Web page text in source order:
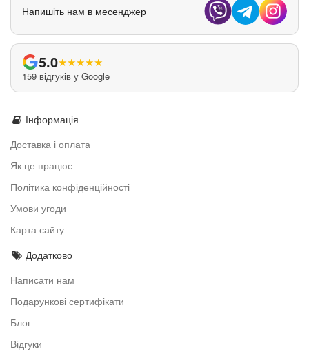
Напишіть нам в месенджер
5.0★★★★★
159 відгуків у Google
Інформація
Доставка і оплата
Як це працює
Політика конфіденційності
Умови угоди
Карта сайту
Додатково
Написати нам
Подарункові сертифікати
Блог
Відгуки